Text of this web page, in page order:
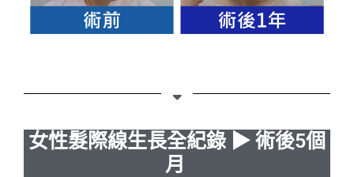
女性髮際線生長全紀錄 ▶ 術後5個
月